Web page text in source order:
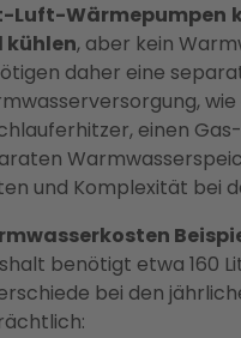
Luft-Wärmepumpen
kühlen, aber kein
daher eine
einen
und Komplexität bei
benötigt etwa 160
bei den